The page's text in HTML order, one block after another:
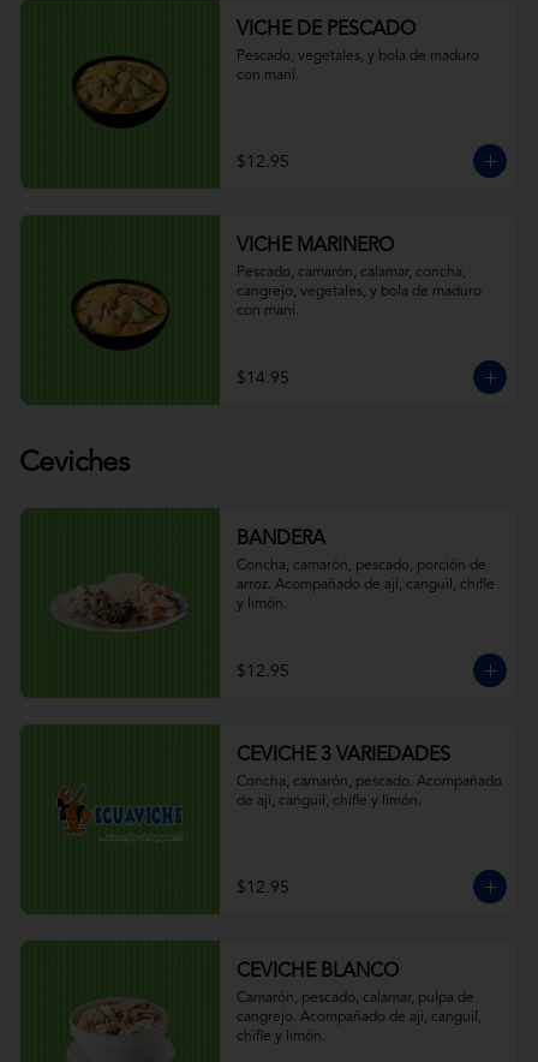
VICHE DE PESCADO
Pescado, vegetales, y bola de maduro
con maní.
$12.95
VICHE MARINERO
Pescado, camarón, calamar, concha,
cangrejo, vegetales, y bola de maduro
con maní.
$14.95
Ceviches
BANDERA
Concha, camarón, pescado, porción de
arroz. Acompañado de ají, canguil, chifle
y limón.
$12.95
CEVICHE 3 VARIEDADES
Concha, camarón, pescado. Acompañado
de ají, canguil, chifle y limón.
$12.95
CEVICHE BLANCO
Camarón, pescado, calamar, pulpa de
cangrejo. Acompañado de ají, canguil,
chifle y limón.